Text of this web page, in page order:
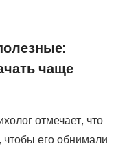
чаще
отмечает, что
его обнимали